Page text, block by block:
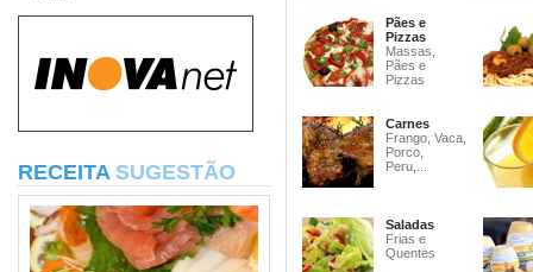
RECEITA SUGESTÃO
Pães e
Pizzas
Massas,
Pães e
Pizzas
Carnes
Frango, Vaca,
Porco,
Peru,...
Saladas
Frias e
Quentes